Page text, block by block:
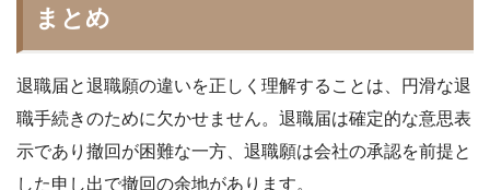
まとめ
退職届と退職願の違いを正しく理解することは、円滑な退
職手続きのために欠かせません。退職届は確定的な意思表
示であり撤回が困難な一方、退職願は会社の承認を前提と
した申し出で撤回の余地があります。